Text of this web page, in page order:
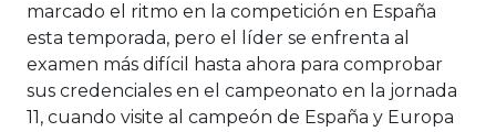
marcado el ritmo en la competición en España
esta temporada, pero el líder se enfrenta al
examen más difícil hasta ahora para comprobar
sus credenciales en el campeonato en la jornada
11, cuando visite al campeón de España y Europa